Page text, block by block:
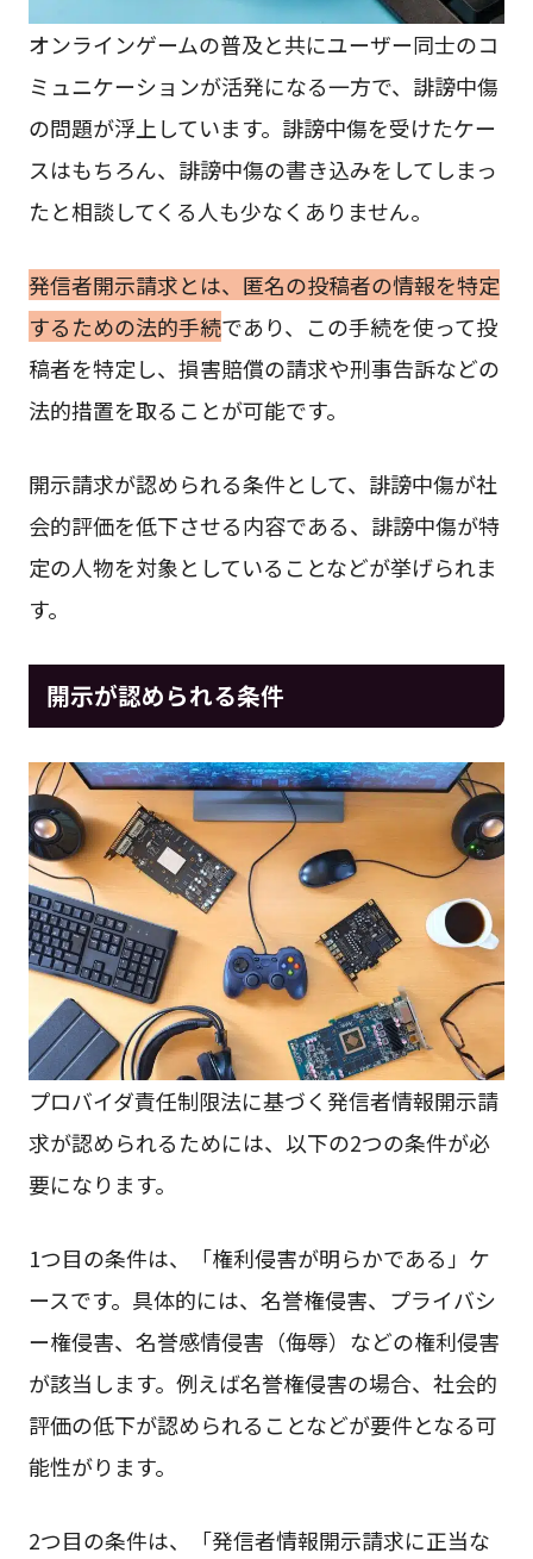
オンラインゲームの普及と共にユーザー同士のコ
ミュニケーションが活発になる一方で、誹謗中傷
の問題が浮上しています。誹謗中傷を受けたケー
スはもちろん、誹謗中傷の書き込みをしてしまっ
たと相談してくる人も少なくありません。
発信者開示請求とは、匿名の投稿者の情報を特定
するための法的手続であり、この手続を使って投
稿者を特定し、損害賠償の請求や刑事告訴などの
法的措置を取ることが可能です。
開示請求が認められる条件として、誹謗中傷が社
会的評価を低下させる内容である、誹謗中傷が特
定の人物を対象としていることなどが挙げられま
す。
開示が認められる条件
プロバイダ責任制限法に基づく発信者情報開示請
求が認められるためには、以下の2つの条件が必
要になります。
1つ目の条件は、「権利侵害が明らかである」ケ
ースです。具体的には、名誉権侵害、プライバシ
ー権侵害、名誉感情侵害（侮辱）などの権利侵害
が該当します。例えば名誉権侵害の場合、社会的
評価の低下が認められることなどが要件となる可
能性がります。
2つ目の条件は、「発信者情報開示請求に正当な